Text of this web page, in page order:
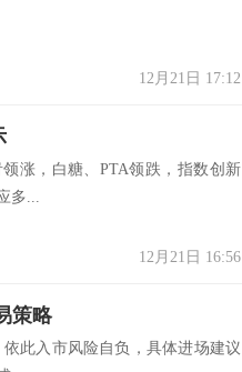
12月21日 17:12
涨，白糖、PTA领跌，指数创新
多...
12月21日 16:56
策略
此入市风险自负，具体进场建议